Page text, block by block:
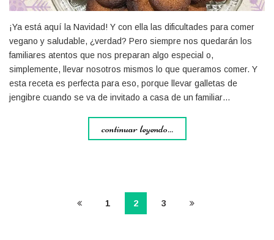
¡Ya está aquí la Navidad! Y con ella las dificultades para comer
vegano y saludable, ¿verdad? Pero siempre nos quedarán los
familiares atentos que nos preparan algo especial o,
simplemente, llevar nosotros mismos lo que queramos comer. Y
esta receta es perfecta para eso, porque llevar galletas de
jengibre cuando se va de invitado a casa de un familiar…
continuar leyendo...
1 2 3